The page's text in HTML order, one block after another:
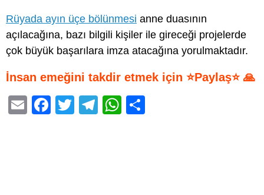
Rüyada ayın üçe bölünmesi anne duasının
açılacağına, bazı bilgili kişiler ile gireceği projelerde
çok büyük başarılara imza atacağına yorulmaktadır.
İnsan emeğini takdir etmek için ⭐Paylaş⭐ 🙏
E
F
T
T
W